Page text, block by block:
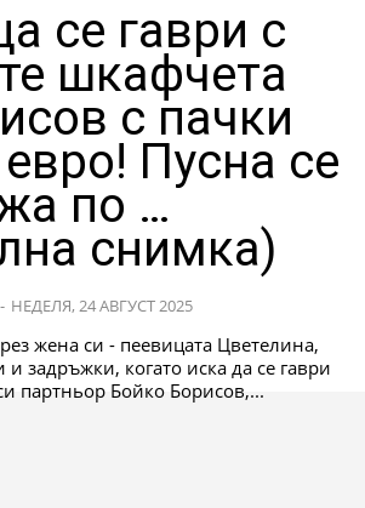
се гаври с
шкафчета
с пачки
Пусна се
по …
снимка)
- НЕДЕЛЯ, 24 АВГУСТ 2025
жена си - пеевицата Цветелина,
задръжки, когато иска да се гаври
партньор Бойко Борисов,...